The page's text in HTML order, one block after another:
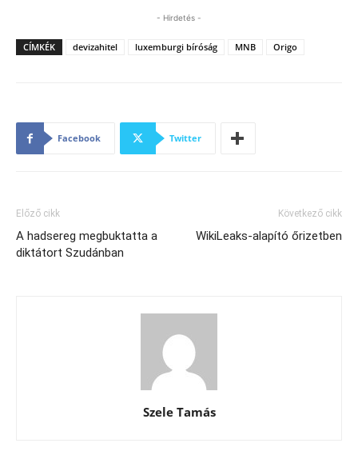
- Hirdetés -
CÍMKÉK devizahitel luxemburgi bíróság MNB Origo
Facebook Twitter
Előző cikk
A hadsereg megbuktatta a
diktátort Szudánban
Következő cikk
WikiLeaks-alapító őrizetben
Szele Tamás